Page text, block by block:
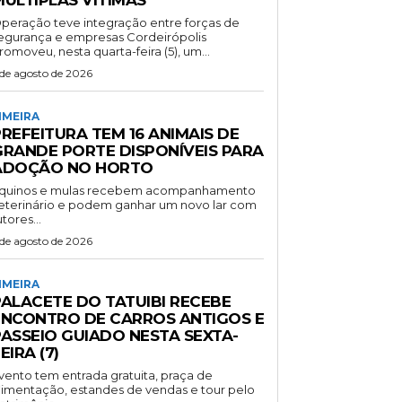
teve integração entre forças de
e empresas Cordeirópolis
nesta quarta-feira (5), um...
agosto de 2026
TEM 16 ANIMAIS DE
PORTE DISPONÍVEIS PARA
NO HORTO
e mulas recebem acompanhamento
e podem ganhar um novo lar com
agosto de 2026
DO TATUIBI RECEBE
DE CARROS ANTIGOS E
GUIADO NESTA SEXTA-
(7)
tem entrada gratuita, praça de
estandes de vendas e tour pelo